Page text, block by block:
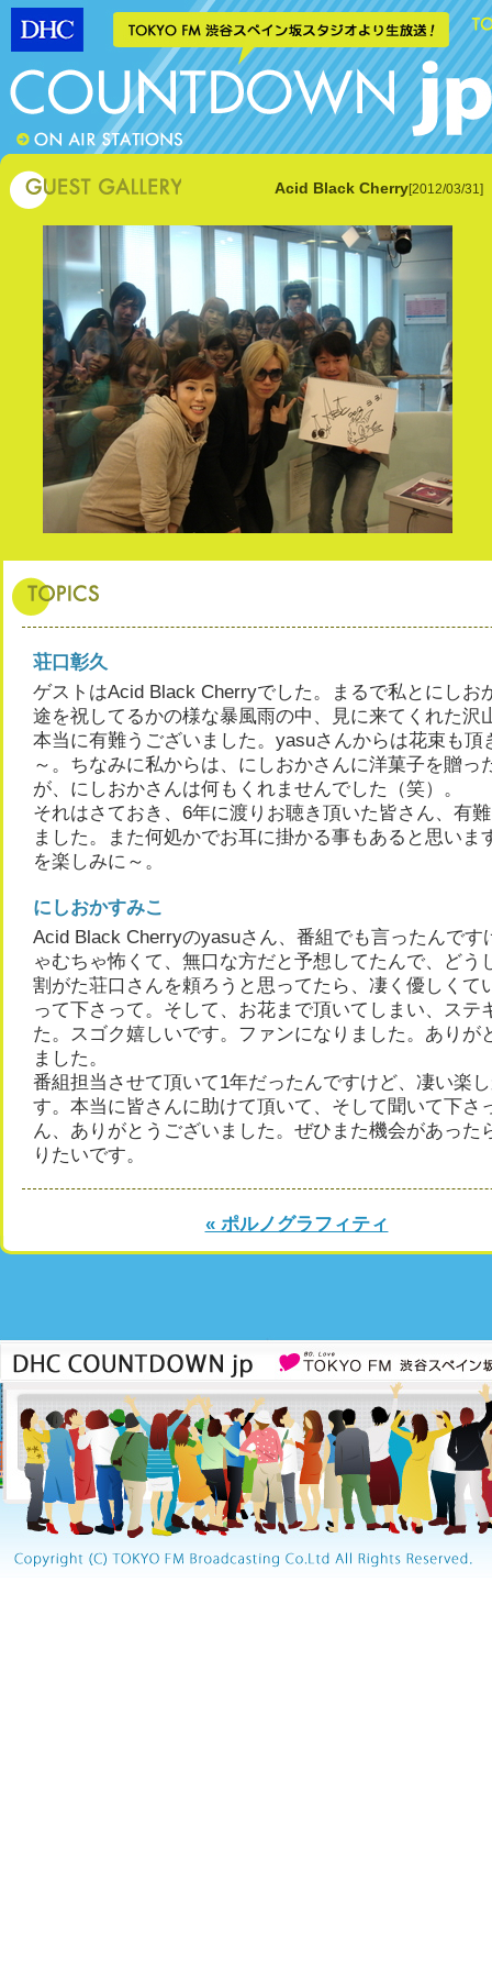
Acid Black Cherry[2012/03/31]
荘口彰久
ゲストはAcid Black Cherryでした。まるで私とにしお
途を祝してるかの様な暴風雨の中、見に来てくれた沢
本当に有難うございました。yasuさんからは花束も頂
～。ちなみに私からは、にしおかさんに洋菓子を贈っ
が、にしおかさんは何もくれませんでした（笑）。
それはさておき、6年に渡りお聴き頂いた皆さん、有
ました。また何処かでお耳に掛かる事もあると思いま
を楽しみに～。
にしおかすみこ
Acid Black Cherryのyasuさん、番組でも言ったんです
ゃむちゃ怖くて、無口な方だと予想してたんで、どう
割がた荘口さんを頼ろうと思ってたら、凄く優しくて
って下さって。そして、お花まで頂いてしまい、ステ
た。スゴク嬉しいです。ファンになりました。ありが
ました。
番組担当させて頂いて1年だったんですけど、凄い楽
す。本当に皆さんに助けて頂いて、そして聞いて下さ
ん、ありがとうございました。ぜひまた機会があった
りたいです。
« ポルノグラフィティ